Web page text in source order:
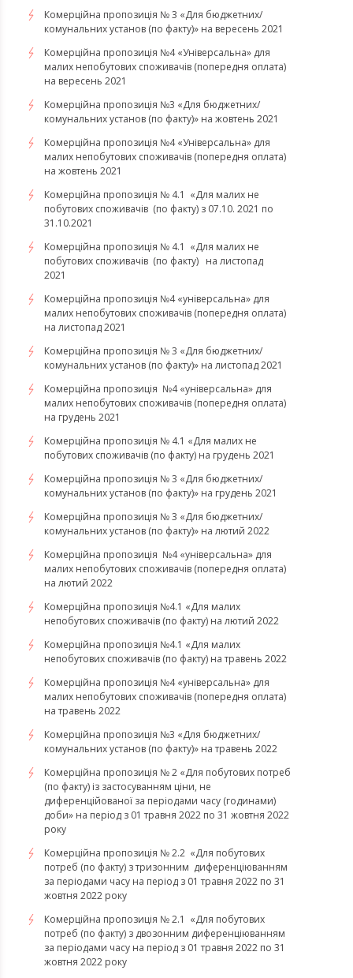
Комерційна пропозиція № 3 «Для бюджетних/
комунальних установ (по факту)» на вересень 2021
Комерційна пропозиція №4 «Універсальна» для
малих непобутових споживачів (попередня оплата)
на вересень 2021
Комерційна пропозиція №3 «Для бюджетних/
комунальних установ (по факту)» на жовтень 2021
Комерційна пропозиція №4 «Універсальна» для
малих непобутових споживачів (попередня оплата)
на жовтень 2021
Комерційна пропозиція № 4.1 «Для малих не
побутових споживачів (по факту) з 07.10. 2021 по
31.10.2021
​​​​​​​Комерційна пропозиція № 4.1 «Для малих не
побутових споживачів (по факту) на листопад
2021
Комерційна пропозиція №4 «універсальна» для
малих непобутових споживачів (попередня оплата)
на листопад 2021
Комерційна пропозиція № 3 «Для бюджетних/
комунальних установ (по факту)» на листопад 2021
Комерційна пропозиція №4 «універсальна» для
малих непобутових споживачів (попередня оплата)
на грудень 2021
Комерційна пропозиція № 4.1 «Для малих не
побутових споживачів (по факту) на грудень 2021
Комерційна пропозиція № 3 «Для бюджетних/
комунальних установ (по факту)» на грудень 2021
​​​​​​Комерційна пропозиція № 3 «Для бюджетних/
комунальних установ (по факту)» на лютий 2022
Комерційна пропозиція №4 «універсальна» для
малих непобутових споживачів (попередня оплата)
на лютий 2022
​​​​​​​Комерційна пропозиція №4.1 «Для малих
непобутових споживачів (по факту) на лютий 2022
Комерційна пропозиція №4.1 «Для малих
непобутових споживачів (по факту) на травень 2022
Комерційна пропозиція №4 «універсальна» для
малих непобутових споживачів (попередня оплата)
на травень 2022
Комерційна пропозиція №3 «Для бюджетних/
комунальних установ (по факту)» на травень 2022
Комерційна пропозиція № 2 «Для побутових потреб
(по факту) із застосуванням ціни, не
диференційованої за періодами часу (годинами)
доби» на період з 01 травня 2022 по 31 жовтня 2022
року
Комерційна пропозиція № 2.2 «Для побутових
потреб (по факту) з тризонним диференціюванням
за періодами часу на період з 01 травня 2022 по 31
жовтня 2022 року
Комерційна пропозиція № 2.1 «Для побутових
потреб (по факту) з двозонним диференціюванням
за періодами часу на період з 01 травня 2022 по 31
жовтня 2022 року